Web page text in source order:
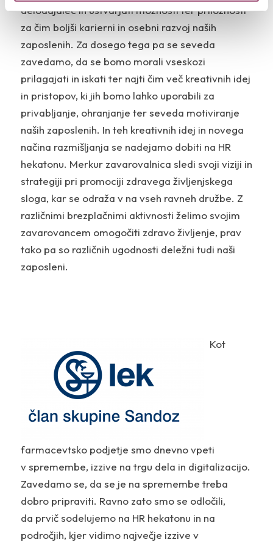
delodajalec in ustvarjati možnosti ter priložnosti
za čim boljši karierni in osebni razvoj naših
zaposlenih. Za dosego tega pa se seveda
zavedamo, da se bomo morali vseskozi
prilagajati in iskati ter najti čim več kreativnih idej
in pristopov, ki jih bomo lahko uporabili za
privabljanje, ohranjanje ter seveda motiviranje
naših zaposlenih. In teh kreativnih idej in novega
načina razmišljanja se nadejamo dobiti na HR
hekatonu. Merkur zavarovalnica sledi svoji viziji in
strategiji pri promociji zdravega življenjskega
sloga, kar se odraža v na vseh ravneh družbe. Z
različnimi brezplačnimi aktivnosti želimo svojim
zavarovancem omogočiti zdravo življenje, prav
tako pa so različnih ugodnosti deležni tudi naši
zaposleni.
Kot
farmacevtsko podjetje smo dnevno vpeti
v spremembe, izzive na trgu dela in digitalizacijo.
Zavedamo se, da se je na spremembe treba
dobro pripraviti. Ravno zato smo se odločili,
da prvič sodelujemo na HR hekatonu in na
področjih, kjer vidimo največje izzive v